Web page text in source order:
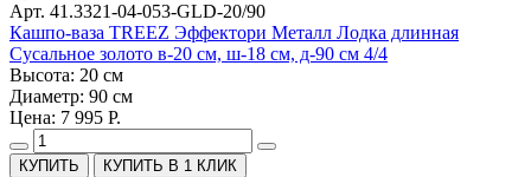
Арт. 41.3321-04-053-GLD-20/90
Кашпо-ваза TREEZ Эффектори Металл Лодка длинная
Сусальное золото в-20 см, ш-18 см, д-90 см 4/4
Высота: 20 см
Диаметр: 90 см
Цена: 7 995 Р.
КУПИТЬ В 1 КЛИК